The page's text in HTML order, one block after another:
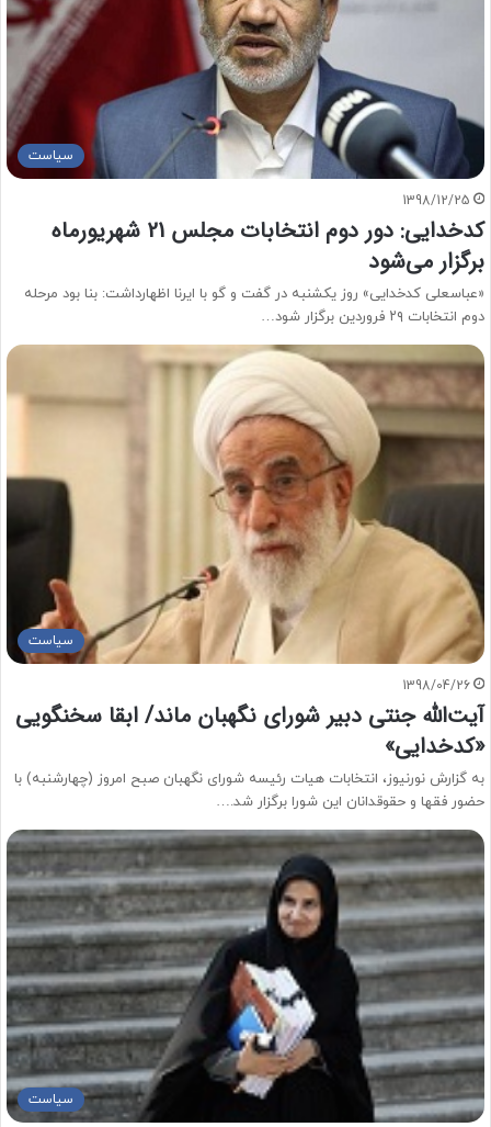
سیاست
1398/12/25
کدخدایی: دور دوم انتخابات مجلس 21 شهریورماه
برگزار می‌شود
«عباسعلی کدخدایی» روز یکشنبه در گفت و گو با ایرنا اظهارداشت: بنا بود مرحله
دوم انتخابات ۲۹ فروردین برگزار شود…
سیاست
1398/04/26
آیت‌الله جنتی دبیر شورای نگهبان ماند/ ابقا سخنگویی
«کدخدایی»
به گزارش نورنیوز، انتخابات هیات رئیسه شورای نگهبان صبح امروز (چهارشنبه) با
حضور فقها و حقوقدانان این شورا برگزار شد.…
سیاست